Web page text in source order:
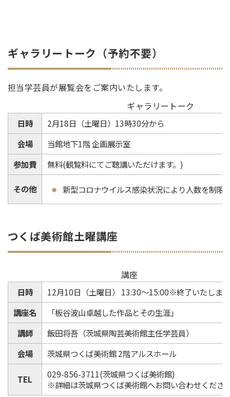
ギャラリートーク（予約不要）
担当学芸員が展覧会をご案内いたします。
ギャラリートーク
日時
2月18日（土曜日）13時30分から
会場
当館地下1階 企画展示室
参加費
無料(観覧料にてご聴講いただけます。)
その他 新型コロナウイルス感染状況により人数を制限
つくば美術館土曜講座
講座
日時 12月10日（土曜日） 13:30～15:00※終了いたしま
講座名
「板谷波山卓越した作品とその生涯」
講師
飯田将吾（茨城県陶芸美術館主任学芸員）
会場
茨城県つくば美術館 2階アルスホール
TEL
029-856-3711(茨城県つくば美術館)
※詳細は茨城県つくば美術館へお問い合わせくださ